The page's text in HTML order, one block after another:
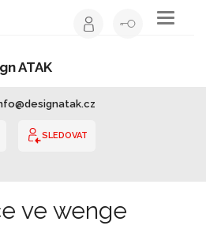
Toggle
ATAK
SLEDOVAT
ve wenge